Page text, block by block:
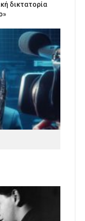
δικτατορία